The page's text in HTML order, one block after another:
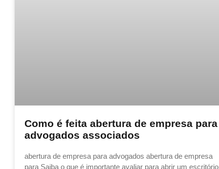
Como é feita abertura de empresa para
advogados associados
abertura de empresa para advogados abertura de empresa
para Saiba o que é importante avaliar para abrir um escritório